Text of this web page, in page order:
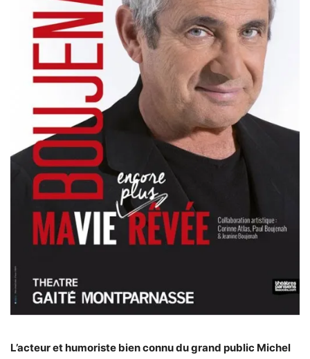
L’acteur et humoriste bien connu du grand public Michel